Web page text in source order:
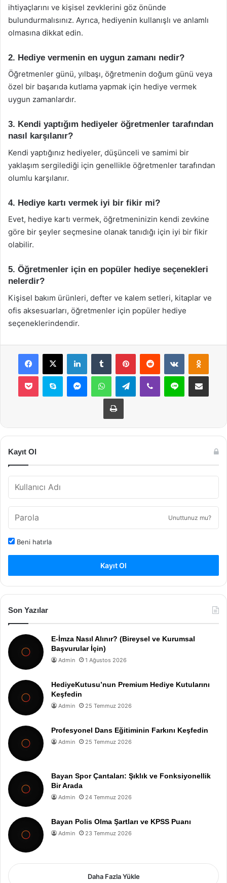
ihtiyaçlarını ve kişisel zevklerini göz önünde
bulundurmalısınız. Ayrıca, hediyenin kullanışlı ve anlamlı
olmasına dikkat edin.
2. Hediye vermenin en uygun zamanı nedir?
Öğretmenler günü, yılbaşı, öğretmenin doğum günü veya
özel bir başarıda kutlama yapmak için hediye vermek
uygun zamanlardır.
3. Kendi yaptığım hediyeler öğretmenler tarafından
nasıl karşılanır?
Kendi yaptığınız hediyeler, düşünceli ve samimi bir
yaklaşım sergilediği için genellikle öğretmenler tarafından
olumlu karşılanır.
4. Hediye kartı vermek iyi bir fikir mi?
Evet, hediye kartı vermek, öğretmeninizin kendi zevkine
göre bir şeyler seçmesine olanak tanıdığı için iyi bir fikir
olabilir.
5. Öğretmenler için en popüler hediye seçenekleri
nelerdir?
Kişisel bakım ürünleri, defter ve kalem setleri, kitaplar ve
ofis aksesuarları, öğretmenler için popüler hediye
seçeneklerindendir.
Facebook
X LinkedInTumblr PinterestReddit VKontakte
Pocket Skype MessengerWhatsAppTelegramViber Line E-Posta ile
Yazdır
Kayıt Ol
Unuttunuz mu?
Beni hatırla
Kayıt Ol
Son Yazılar
E-İmza Nasıl Alınır? (Bireysel ve Kurumsal
Başvurular İçin)
Admin 1 Ağustos 2026
HediyeKutusu’nun Premium Hediye Kutularını
Keşfedin
Admin 25 Temmuz 2026
Profesyonel Dans Eğitiminin Farkını Keşfedin
Admin 25 Temmuz 2026
Bayan Spor Çantaları: Şıklık ve Fonksiyonellik
Bir Arada
Admin 24 Temmuz 2026
Bayan Polis Olma Şartları ve KPSS Puanı
Admin 23 Temmuz 2026
Daha Fazla Yükle